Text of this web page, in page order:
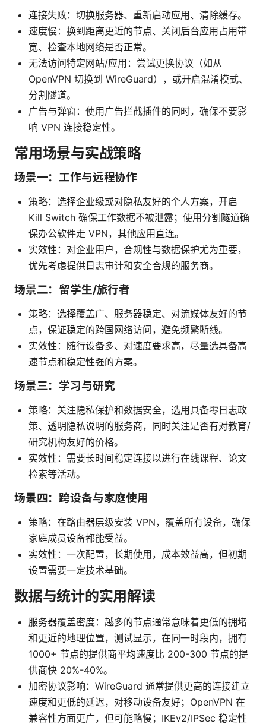
连接失败：切换服务器、重新启动应用、清除缓存。
速度慢：换到距离更近的节点、关闭后台应用占用带
宽、检查本地网络是否正常。
无法访问特定网站/应用：尝试更换协议（如从
OpenVPN 切换到 WireGuard），或开启混淆模式、
分割隧道。
广告与弹窗：使用广告拦截插件的同时，确保不要影
响 VPN 连接稳定性。
常用场景与实战策略
场景一：工作与远程协作
策略：选择企业级或对隐私友好的个人方案，开启
Kill Switch 确保工作数据不被泄露；使用分割隧道确
保办公软件走 VPN，其他应用直连。
实效性：对企业用户，合规性与数据保护尤为重要，
优先考虑提供日志审计和安全合规的服务商。
场景二：留学生/旅行者
策略：选择覆盖广、服务器稳定、对流媒体友好的节
点，保证稳定的跨国网络访问，避免频繁断线。
实效性：随行设备多、对速度要求高，尽量选具备高
速节点和稳定性强的方案。
场景三：学习与研究
策略：关注隐私保护和数据安全，选用具备零日志政
策、透明隐私说明的服务商，同时关注是否有对教育/
研究机构友好的价格。
实效性：需要长时间稳定连接以进行在线课程、论文
检索等活动。
场景四：跨设备与家庭使用
策略：在路由器层级安装 VPN，覆盖所有设备，确保
家庭成员设备都能受益。
实效性：一次配置，长期使用，成本效益高，但初期
设置需要一定技术基础。
数据与统计的实用解读
服务器覆盖密度：越多的节点通常意味着更低的拥堵
和更近的地理位置，测试显示，在同一时段内，拥有
1000+ 节点的提供商平均速度比 200-300 节点的提
供商快 20%-40%。
加密协议影响：WireGuard 通常提供更高的连接建立
速度和更低的延迟，对移动设备友好；OpenVPN 在
兼容性方面更广，但可能略慢；IKEv2/IPSec 稳定性